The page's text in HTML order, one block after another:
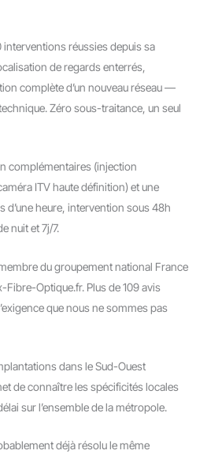
interventions réussies depuis sa
de regards enterrés,
complète d’un nouveau réseau —
Zéro sous-traitance, un seul
complémentaires (injection
ITV haute définition) et une
d’une heure, intervention sous 48h
nuit et 7j/7.
du groupement national France
Fibre-Optique.fr. Plus de 109 avis
que nous ne sommes pas
dans le Sud-Ouest
de connaître les spécificités locales
sur l’ensemble de la métropole.
déjà résolu le même